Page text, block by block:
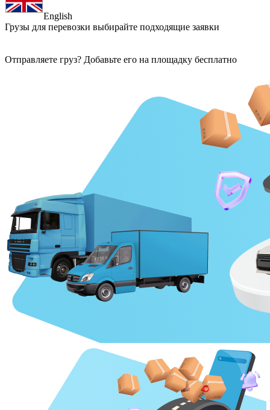
English
Грузы для перевозки выбирайте подходящие заявки
Отправляете груз? Добавьте его на площадку бесплатно